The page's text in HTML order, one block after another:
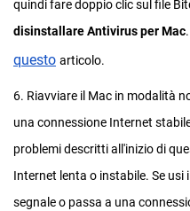
quindi fare doppio clic sul file
disinstallare Antivirus per Mac
questo articolo.
6. Riavviare il Mac in modalità
una connessione Internet
problemi descritti all'inizio di
Internet lenta o instabile. Se usi
segnale o passa a una